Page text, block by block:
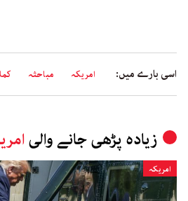
اسی بارے میں: امریکہ مباحثہ
زیادہ پڑھی جانے والی
امریکہ